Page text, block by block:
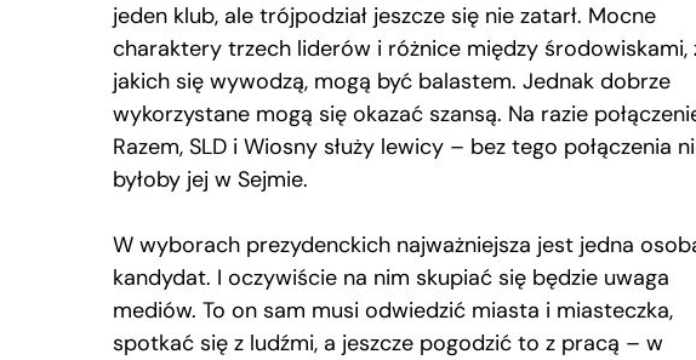
jeden klub, ale trójpodział jeszcze się nie zatarł. Mocne
charaktery trzech liderów i różnice między środowiskami,
jakich się wywodzą, mogą być balastem. Jednak dobrze
wykorzystane mogą się okazać szansą. Na razie
Razem, SLD i Wiosny służy lewicy – bez tego połączenia
byłoby jej w Sejmie.
W wyborach prezydenckich najważniejsza jest jedna
kandydat. I oczywiście na nim skupiać się będzie uwaga
mediów. To on sam musi odwiedzić miasta i miasteczka,
spotkać się z ludźmi, a jeszcze pogodzić to z pracą – w